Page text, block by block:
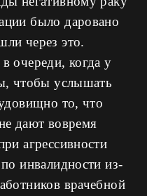
было даровано
через это.
очереди, когда у
чтобы услышать
то, что
дают вовремя
агрессивности
инвалидности из-
врачебной